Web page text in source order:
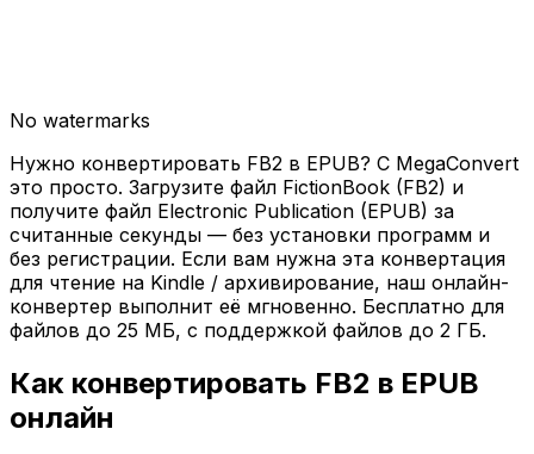
No watermarks
Нужно конвертировать FB2 в EPUB? С MegaConvert
это просто. Загрузите файл FictionBook (FB2) и
получите файл Electronic Publication (EPUB) за
считанные секунды — без установки программ и
без регистрации. Если вам нужна эта конвертация
для чтение на Kindle / архивирование, наш онлайн-
конвертер выполнит её мгновенно. Бесплатно для
файлов до 25 МБ, с поддержкой файлов до 2 ГБ.
Как конвертировать FB2 в EPUB
онлайн